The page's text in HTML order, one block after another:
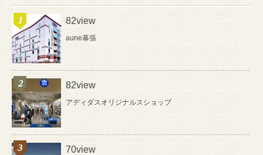
82view
aune幕張
82view
アディダスオリジナルスショップ
70view